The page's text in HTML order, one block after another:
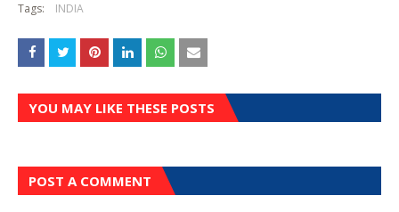
Tags: INDIA
YOU MAY LIKE THESE POSTS
POST A COMMENT